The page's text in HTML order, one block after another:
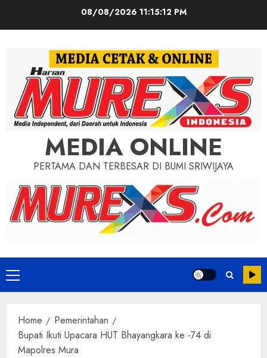
08/08/2026 11:15:14 PM
MEDIA ONLINE
PERTAMA DAN TERBESAR DI BUMI SRIWIJAYA
Primary
Menu
Home
Pemerintahan
Bupati Ikuti Upacara HUT Bhayangkara ke -74 di
Mapolres Mura